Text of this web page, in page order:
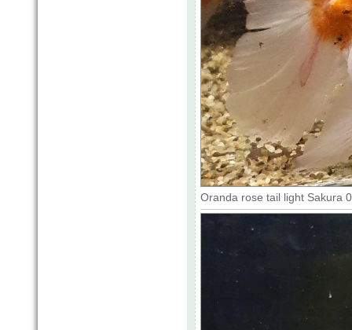
Oranda rose tail light Sakura